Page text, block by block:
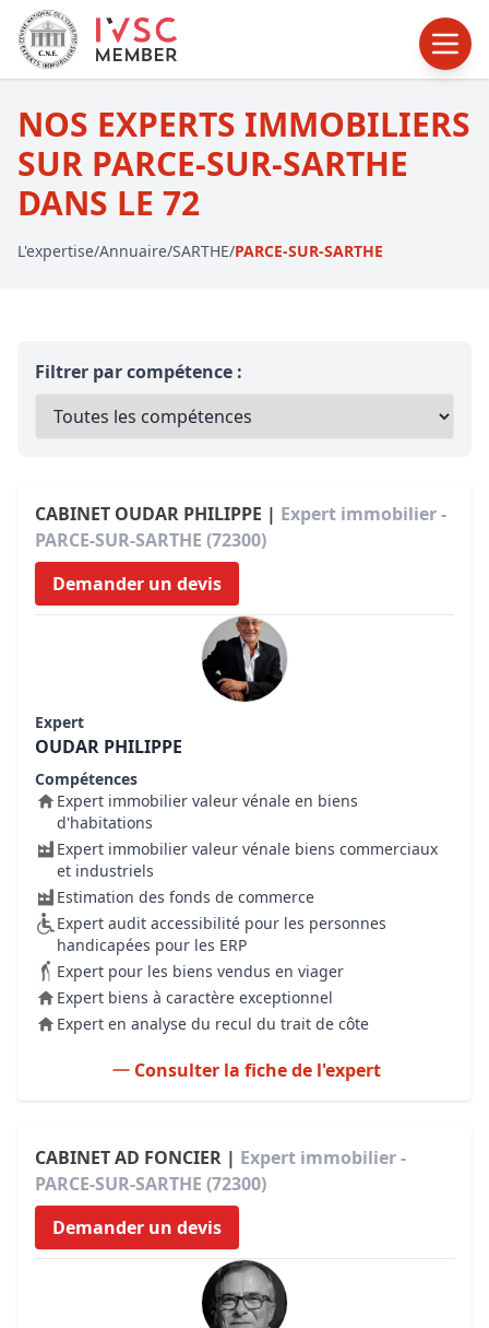
NOS EXPERTS IMMOBILIERS
SUR PARCE-SUR-SARTHE
DANS LE 72
L'expertise/Annuaire/SARTHE/PARCE-SUR-SARTHE
Filtrer par compétence :
CABINET OUDAR PHILIPPE | Expert immobilier -
PARCE-SUR-SARTHE (72300)
Demander un devis
Expert
OUDAR PHILIPPE
Compétences
Expert immobilier valeur vénale en biens
d'habitations
Expert immobilier valeur vénale biens commerciaux
et industriels
Estimation des fonds de commerce
Expert audit accessibilité pour les personnes
handicapées pour les ERP
Expert pour les biens vendus en viager
Expert biens à caractère exceptionnel
Expert en analyse du recul du trait de côte
Consulter la fiche de l'expert
CABINET AD FONCIER | Expert immobilier -
PARCE-SUR-SARTHE (72300)
Demander un devis